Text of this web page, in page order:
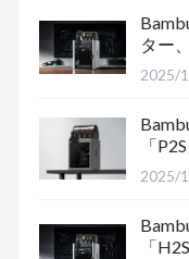
ター
らせ
2025/
「
2025/
「